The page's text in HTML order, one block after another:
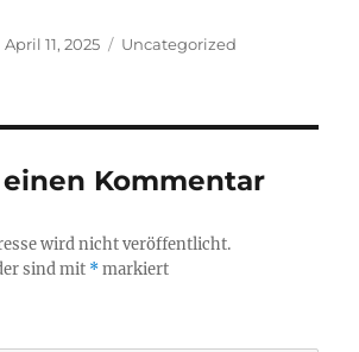
Veröffentlicht
April 11, 2025 Kategorien
Uncategorized
Kommentar
wird nicht veröffentlicht.
sind mit *markiert